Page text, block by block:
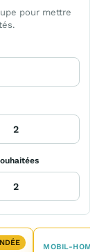
pour mettre
MOBIL-HOME